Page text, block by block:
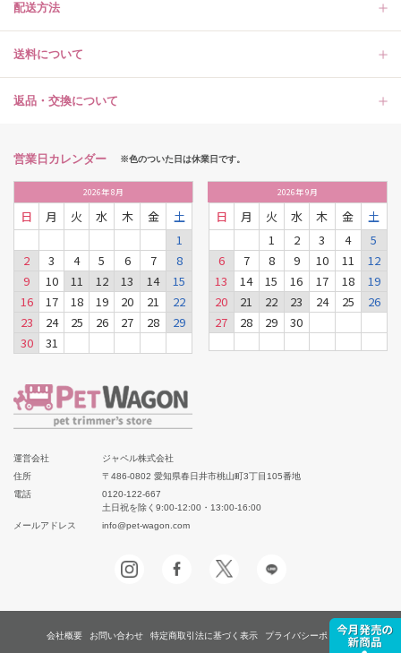
配送方法
送料について
返品・交換について
営業日カレンダー ※色のついた日は休業日です。
2026年8月
日 月 火 水 木 金
土
1
2
3 4 5 6 7
8
9
10 11 12 13 14
15
16
17 18 19 20 21
22
23
24 25 26 27 28
29
30
31
2026年9月
日 月 火 水 木 金
土
1
2 3 4
5
6
7 8 9 10 11
12
13
14 15 16 17 18
19
20
21 22 23 24 25
26
27
28 29 30
運営会社
ジャペル株式会社
住所
〒486-0802 愛知県春日井市桃山町3丁目105番地
電話
0120-122-667
土日祝を除く9:00-12:00・13:00-16:00
メールアドレス
info@pet-wagon.com
会社概要 お問い合わせ 特定商取引法に基づく表示 プライバシーポリシー